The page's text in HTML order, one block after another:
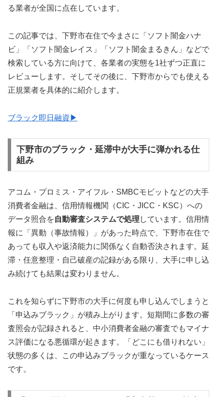
る業者が全国に点在しています。
この記事では、下野市在住で今まさに「ソフト闇金ハナ
ビ」「ソフト闇金レイス」「ソフト闇金まるきん」などで
検索している方に向けて、各業者の実態を1社ずつ正直に
レビューします。そしてその後に、下野市からでも使える
正規業者を具体的に紹介します。
ブラック即日融資▶
下野市のブラック・延滞中が大手に弾かれる仕
組み
アコム・プロミス・アイフル・SMBCモビットなどの大手
消費者金融は、信用情報機関（CIC・JICC・KSC）への
データ照合を自動審査システムで処理 しています。信用情
報に「異動（事故情報）」があった時点で、下野市在住で
あっても収入や返済能力に関係なく自動否決されます。延
滞・任意整理・自己破産の記録がある限り、大手に申し込
み続けても結果は変わりません。
これを知らずに下野市の大手に何度も申し込んでしまうと
「申込みブラック」が積み上がります。短期間に多数の審
査照会が記録されると、中小消費者金融の審査でもマイナ
ス評価になる悪循環が起きます。「どこにも借りれない」
状態の多くは、この申込みブラックが重なっているケース
です。